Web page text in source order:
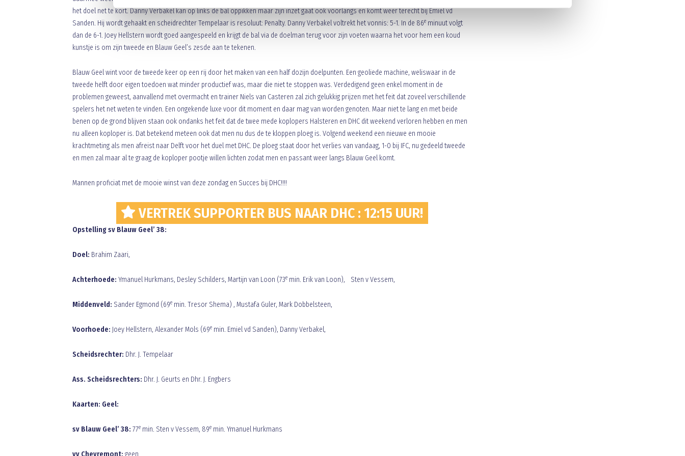
het doel net te kort. Danny Verbakel kan op links de bal oppikken maar zijn inzet gaat ook voorlangs en komt weer terecht bij Emiel vd
Sanden. Hij wordt gehaakt en scheidrechter Tempelaar is resoluut: Penalty. Danny Verbakel voltrekt het vonnis: 5-1. In de 86e minuut volgt
dan de 6-1. Joey Hellstern wordt goed aangespeeld en krijgt de bal via de doelman terug voor zijn voeten waarna het voor hem een koud
kunstje is om zijn tweede en Blauw Geel’s zesde aan te tekenen.
Blauw Geel wint voor de tweede keer op een rij door het maken van een half dozijn doelpunten. Een geoliede machine, weliswaar in de
tweede helft door eigen toedoen wat minder productief was, maar die niet te stoppen was. Verdedigend geen enkel moment in de
problemen geweest, aanvallend met overmacht en trainer Niels van Casteren zal zich gelukkig prijzen met het feit dat zoveel verschillende
spelers het net weten te vinden. Een ongekende luxe voor dit moment en daar mag van worden genoten. Maar niet te lang en met beide
benen op de grond blijven staan ook ondanks het feit dat de twee mede koplopers Halsteren en DHC dit weekend verloren hebben en men
nu alleen koploper is. Dat betekend meteen ook dat men nu dus de te kloppen ploeg is. Volgend weekend een nieuwe en mooie
krachtmeting als men afreist naar Delft voor het duel met DHC. De ploeg staat door het verlies van vandaag, 1-0 bij IFC, nu gedeeld tweede
en men zal maar al te graag de koploper pootje willen lichten zodat men en passant weer langs Blauw Geel komt.
Mannen proficiat met de mooie winst van deze zondag en Succes bij DHC!!!!
VERTREK SUPPORTER BUS NAAR DHC : 12:15 UUR!
Opstelling sv Blauw Geel’ 38:
Doel: Brahim Zaari,
Achterhoede: Ymanuel Hurkmans, Desley Schilders, Martijn van Loon (73e min. Erik van Loon), Sten v Vessem,
Middenveld: Sander Egmond (69e min. Tresor Shema) , Mustafa Guler, Mark Dobbelsteen,
Voorhoede: Joey Hellstern, Alexander Mols (69e min. Emiel vd Sanden), Danny Verbakel,
Scheidsrechter: Dhr. J. Tempelaar
Ass. Scheidsrechters: Dhr. J. Geurts en Dhr. J. Engbers
Kaarten: Geel:
sv Blauw Geel’ 38: 77e min. Sten v Vessem, 89e min. Ymanuel Hurkmans
vv Chevremont: geen